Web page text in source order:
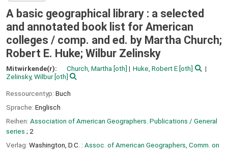
A basic geographical library : a selected
and annotated book list for American
colleges / comp. and ed. by Martha Church;
Robert E. Huke; Wilbur Zelinsky
Mitwirkende(r): Church, Martha [oth] Huke, Robert E [oth]
Zelinsky, Wilbur[oth]
Ressourcentyp: Buch
Sprache: Englisch
Reihen: Association of American Geographers. Publications / General
series ; 2
Verlag: Washington, D.C. : Assoc. of American Geographers, Comm. on